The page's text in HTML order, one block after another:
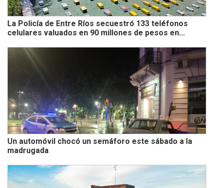
La Policía de Entre Ríos secuestró 133 teléfonos
celulares valuados en 90 millones de pesos en...
Un automóvil chocó un semáforo este sábado a la
madrugada